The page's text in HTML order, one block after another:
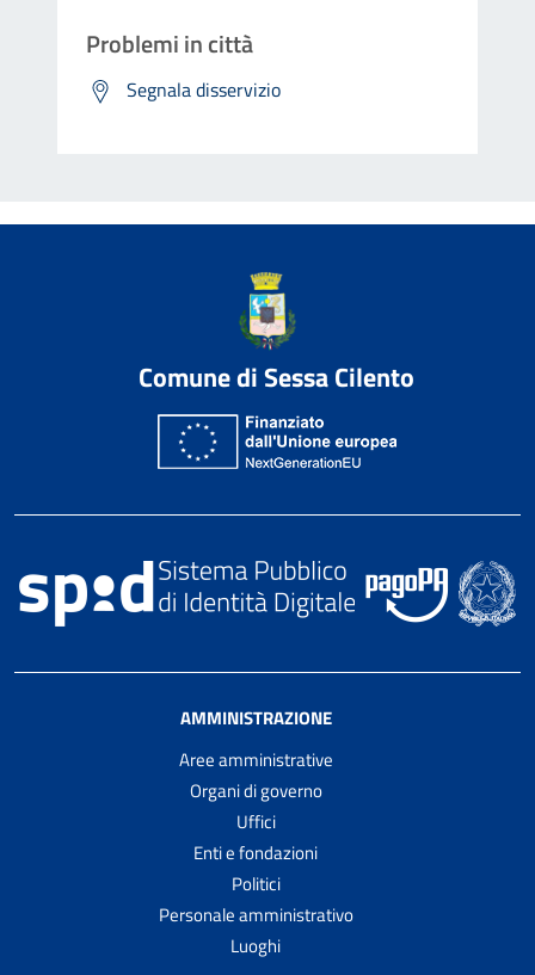
Problemi in città
Segnala disservizio
Comune di Sessa Cilento
AMMINISTRAZIONE
Aree amministrative
Organi di governo
Uffici
Enti e fondazioni
Politici
Personale amministrativo
Luoghi